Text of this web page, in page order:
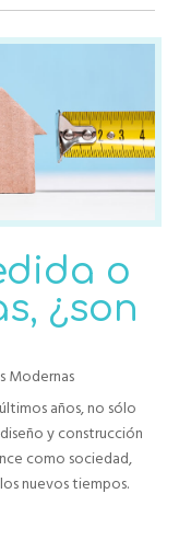
o
¿son
Modernas
años, no sólo
y construcción
como sociedad,
nuevos tiempos.